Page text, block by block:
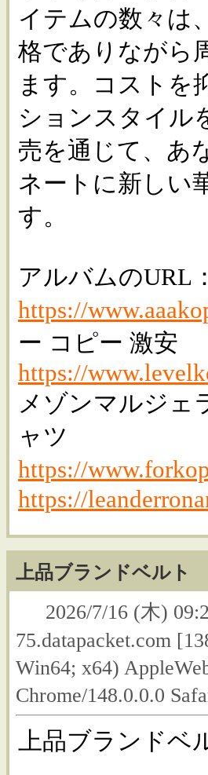
イテムの数々は
格でありながら
ます。コストを
ションスタイル
売を通じて、あ
ネートに新しい
す。
アルバムのURL：
https://
ー コピー 激安
https://
メゾンマルジェ
ャツ
https://
https://
上品ブランドベルト
2026/7/16 (木)
75.datapacket.com
Win64; x64)
Chrome/148.0.0.0
上品ブランドベ